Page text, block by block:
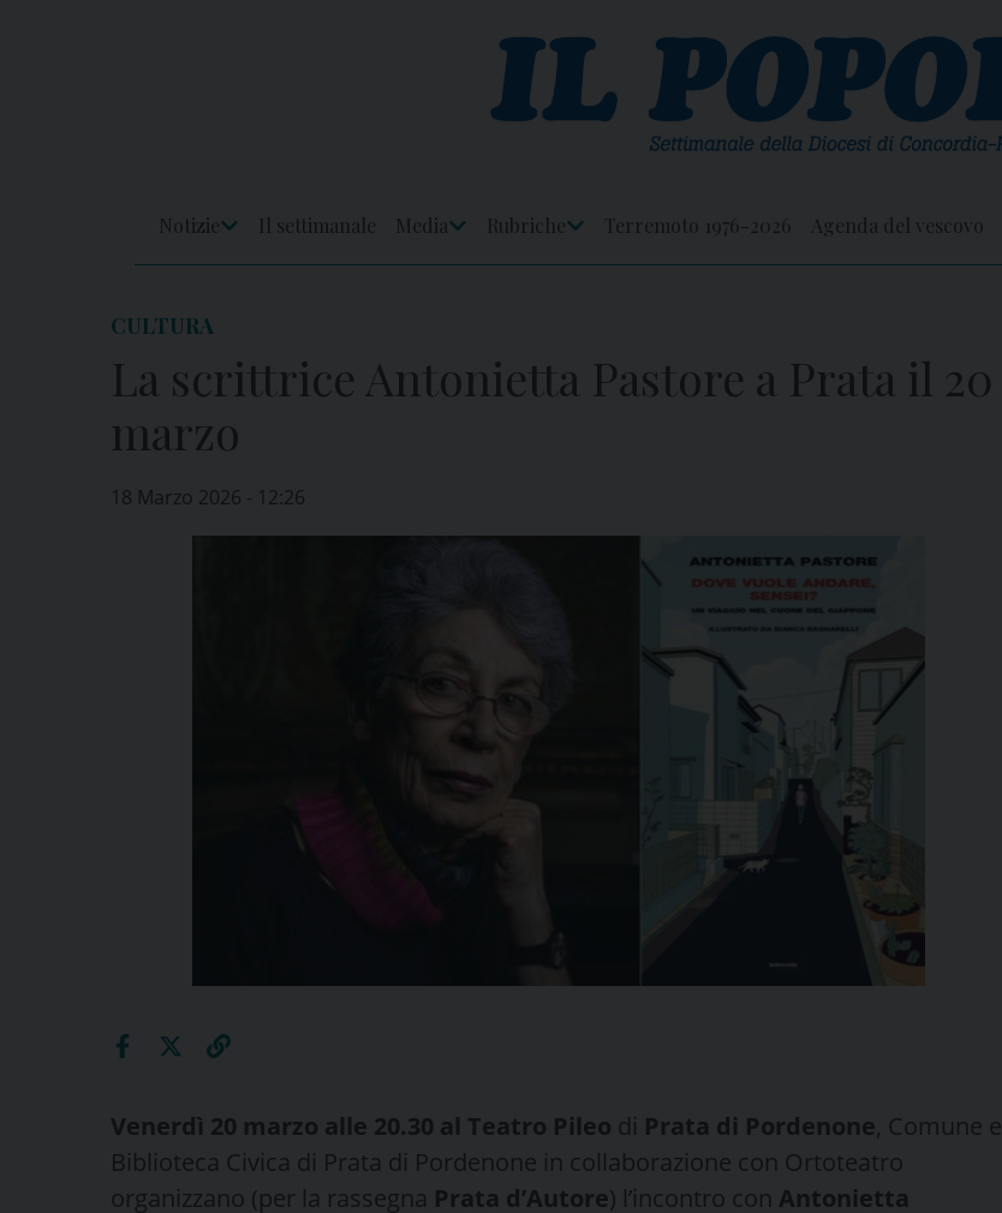
Notizie
Il settimanale
Media
Rubriche
Terremoto 1976-2026 Agenda del vescovo
CULTURA
La scrittrice Antonietta Pastore a Prata il 20
marzo
18 Marzo 2026 - 12:26
Venerdì 20 marzo alle 20.30 al Teatro Pileo di Prata di Pordenone, Comune e
Biblioteca Civica di Prata di Pordenone in collaborazione con Ortoteatro
organizzano (per la rassegna Prata d’Autore) l’incontro con Antonietta